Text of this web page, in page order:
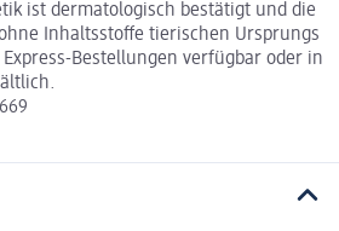
ist dermatologisch bestätigt und die
Inhaltsstoffe tierischen Ursprungs
Bestellungen verfügbar oder in